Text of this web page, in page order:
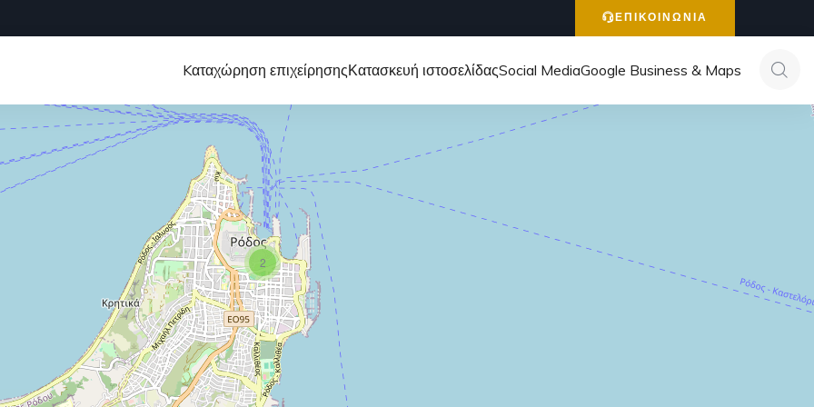
ΕΠΙΚΟΙΝΩΝΙΑ
Kαταχώρηση επιχείρησηςΚατασκευή ιστοσελίδαςSocial MediaGoogle Business & Maps
2